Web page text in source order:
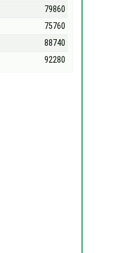
79860
75760
88740
92280